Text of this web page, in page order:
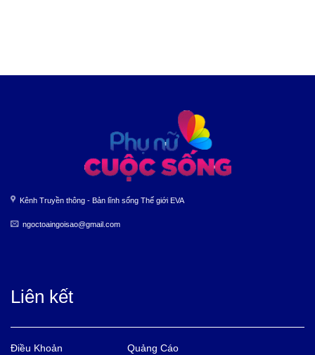
Kênh Truyền thông - Bản lĩnh sống Thế giới EVA
ngoctoaingoisao@gmail.com
Liên kết
Điều Khoản Quảng Cáo